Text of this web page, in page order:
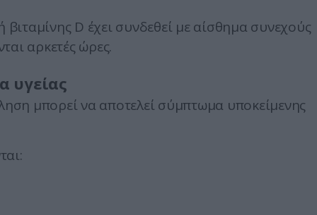
D έχει συνδεθεί με αίσθημα συνεχούς
αρκετές ώρες.
υγείας
μπορεί να αποτελεί σύμπτωμα υποκείμενης